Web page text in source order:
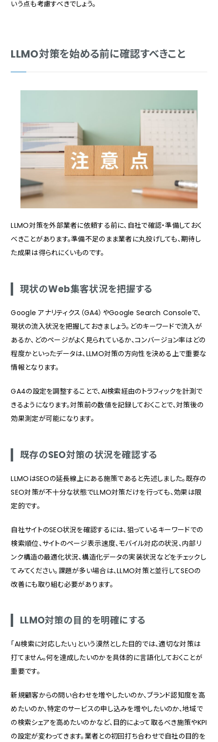
いう点も考慮すべきでしょう。
LLMO対策を始める前に確認すべきこと
LLMO対策を外部業者に依頼する前に、自社で確認・準備しておく
べきことがあります。準備不足のまま業者に丸投げしても、期待し
た成果は得られにくいものです。
現状のWeb集客状況を把握する
Google アナリティクス（GA4）やGoogle Search Consoleで、
現状の流入状況を把握しておきましょう。どのキーワードで流入が
あるか、どのページがよく見られているか、コンバージョン率はどの
程度かといったデータは、LLMO対策の方向性を決める上で重要な
情報となります。
GA4の設定を調整することで、AI検索経由のトラフィックを計測で
きるようになります。対策前の数値を記録しておくことで、対策後の
効果測定が可能になります。
既存のSEO対策の状況を確認する
LLMOはSEOの延長線上にある施策であると先述しました。既存の
SEO対策が不十分な状態でLLMO対策だけを行っても、効果は限
定的です。
自社サイトのSEO状況を確認するには、狙っているキーワードでの
検索順位、サイトのページ表示速度、モバイル対応の状況、内部リ
ンク構造の最適化状況、構造化データの実装状況などをチェックし
てみてください。課題が多い場合は、LLMO対策と並行してSEOの
改善にも取り組む必要があります。
LLMO対策の目的を明確にする
「AI検索に対応したい」という漠然とした目的では、適切な対策は
打てません。何を達成したいのかを具体的に言語化しておくことが
重要です。
新規顧客からの問い合わせを増やしたいのか、ブランド認知度を高
めたいのか、特定のサービスの申し込みを増やしたいのか、地域で
の検索シェアを高めたいのかなど、目的によって取るべき施策やKPI
の設定が変わってきます。業者との初回打ち合わせで自社の目的を